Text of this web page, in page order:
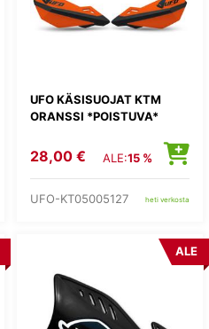
UFO KÄSISUOJAT KTM
ORANSSI *POISTUVA*
28,00 € ALE:15 %
UFO-KT05005127 heti verkosta
ALE